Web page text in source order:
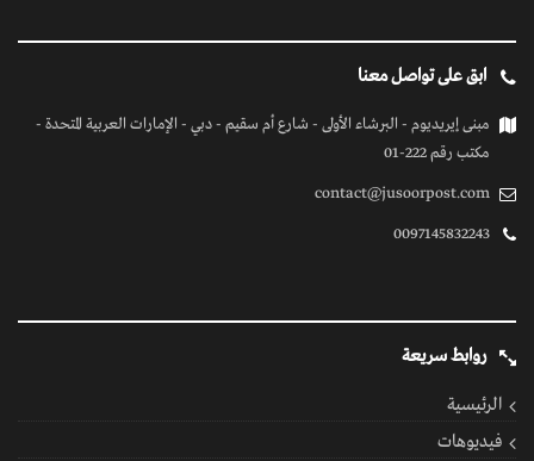
ابق على تواصل معنا
مبنى إيريديوم - البرشاء الأولى - شارع أم سقيم - دبي - الإمارات العربية المتحدة -
مكتب رقم 222-01
contact@jusoorpost.com
0097145832243
روابط سريعة
الرئيسية
فيديوهات